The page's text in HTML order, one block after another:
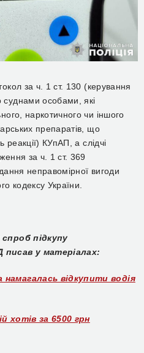
за ч. 1 ст. 130 (керування
особами, які
наркотичного чи іншого
препаратів, що
реакції) КУпАП, а слідчі
за ч. 1 ст. 369
неправомірної вигоди
кодексу України.
підкупу
писав у матеріалах:
відкупити водія
хотів за 6500 грн